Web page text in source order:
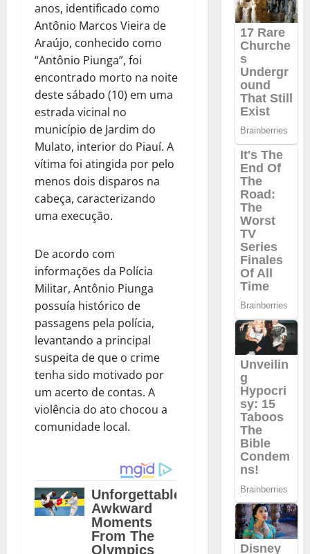
anos, identificado como
Antônio Marcos Vieira de
Araújo, conhecido como
“Antônio Piunga”, foi
encontrado morto na noite
deste sábado (10) em uma
estrada vicinal no
município de Jardim do
Mulato, interior do Piauí. A
vítima foi atingida por pelo
menos dois disparos na
cabeça, caracterizando
uma execução.
De acordo com
informações da Polícia
Militar, Antônio Piunga
possuía histórico de
passagens pela polícia,
levantando a principal
suspeita de que o crime
tenha sido motivado por
um acerto de contas. A
violência do ato chocou a
comunidade local.